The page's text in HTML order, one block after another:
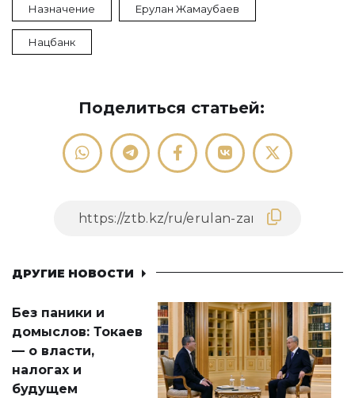
Назначение Ерулан Жамаубаев
Нацбанк
Поделиться статьей:
ДРУГИЕ НОВОСТИ
Без паники и
домыслов: Токаев
— о власти,
налогах и
будущем